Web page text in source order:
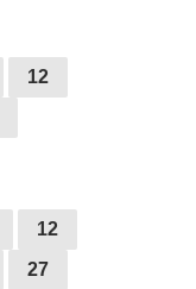
12
12
27